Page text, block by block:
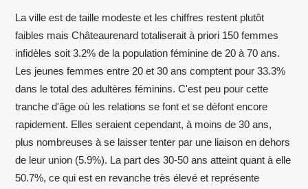
La ville est de taille modeste et les chiffres restent plutôt
faibles mais Châteaurenard totaliserait à priori 150 femmes
infidèles soit 3.2% de la population féminine de 20 à 70 ans.
Les jeunes femmes entre 20 et 30 ans comptent pour 33.3%
dans le total des adultères féminins. C'est peu pour cette
tranche d'âge où les relations se font et se défont encore
rapidement. Elles seraient cependant, à moins de 30 ans,
plus nombreuses à se laisser tenter par une liaison en dehors
de leur union (5.9%). La part des 30-50 ans atteint quant à elle
50.7%, ce qui est en revanche très élevé et représente